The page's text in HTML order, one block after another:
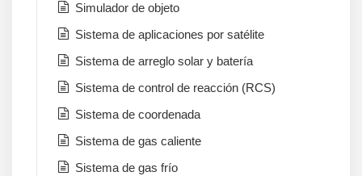
Simulador de objeto
Sistema de aplicaciones por satélite
Sistema de arreglo solar y batería
Sistema de control de reacción (RCS)
Sistema de coordenada
Sistema de gas caliente
Sistema de gas frío